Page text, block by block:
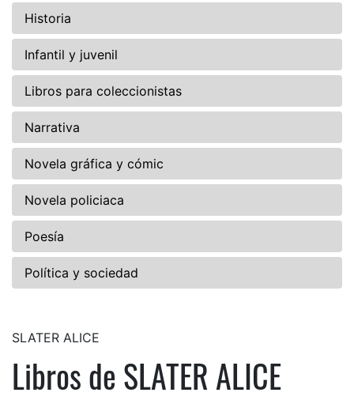
Historia
Infantil y juvenil
Libros para coleccionistas
Narrativa
Novela gráfica y cómic
Novela policiaca
Poesía
Política y sociedad
SLATER ALICE
Libros de SLATER ALICE